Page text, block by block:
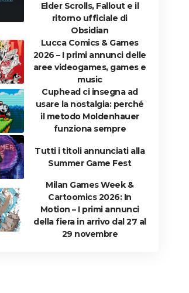
Elder Scrolls, Fallout e il
ritorno ufficiale di
Obsidian
Lucca Comics & Games
2026 – I primi annunci delle
aree videogames, games e
music
Cuphead ci insegna ad
usare la nostalgia: perché
il metodo Moldenhauer
funziona sempre
Tutti i titoli annunciati alla
Summer Game Fest
Milan Games Week &
Cartoomics 2026: In
Motion – I primi annunci
della fiera in arrivo dal 27 al
29 novembre